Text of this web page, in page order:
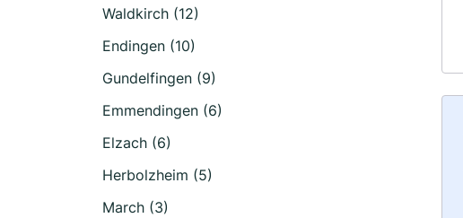
Waldkirch (12)
Endingen (10)
Gundelfingen (9)
Emmendingen (6)
Elzach (6)
Herbolzheim (5)
March (3)